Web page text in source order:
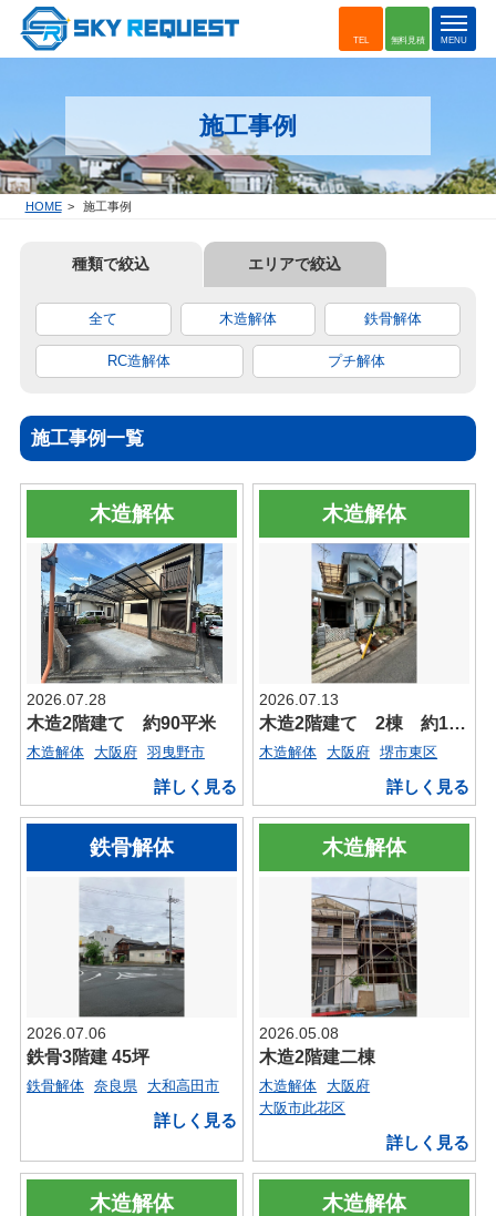
無料見積
TEL
t
o
n
a
t
i
n
MENU
施工事例
HOME 施工事例
種類で絞込 エリアで絞込
全て 木造解体 鉄骨解体
RC造解体 プチ解体
施工事例一覧
木造解体
2026.07.28
木造2階建て 約90平米
木造解体 大阪府 羽曳野市
詳しく見る
木造解体
2026.07.13
木造2階建て 2棟 約110平米
木造解体 大阪府 堺市東区
詳しく見る
鉄骨解体
2026.07.06
鉄骨3階建 45坪
鉄骨解体 奈良県 大和高田市
詳しく見る
木造解体
2026.05.08
木造2階建二棟
木造解体
大阪府
大阪市此花区
詳しく見る
木造解体 木造解体